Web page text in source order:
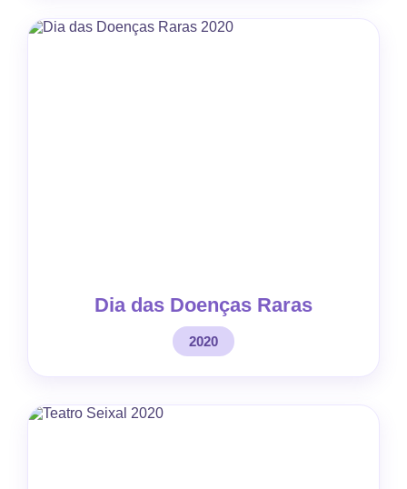
Dia das Doenças Raras
2020